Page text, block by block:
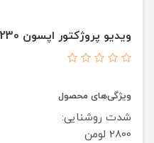
ویدیو پروژکتور اپسون Epson VS230
ویژگی‌های محصول
شدت روشنایی:
2800 لومن